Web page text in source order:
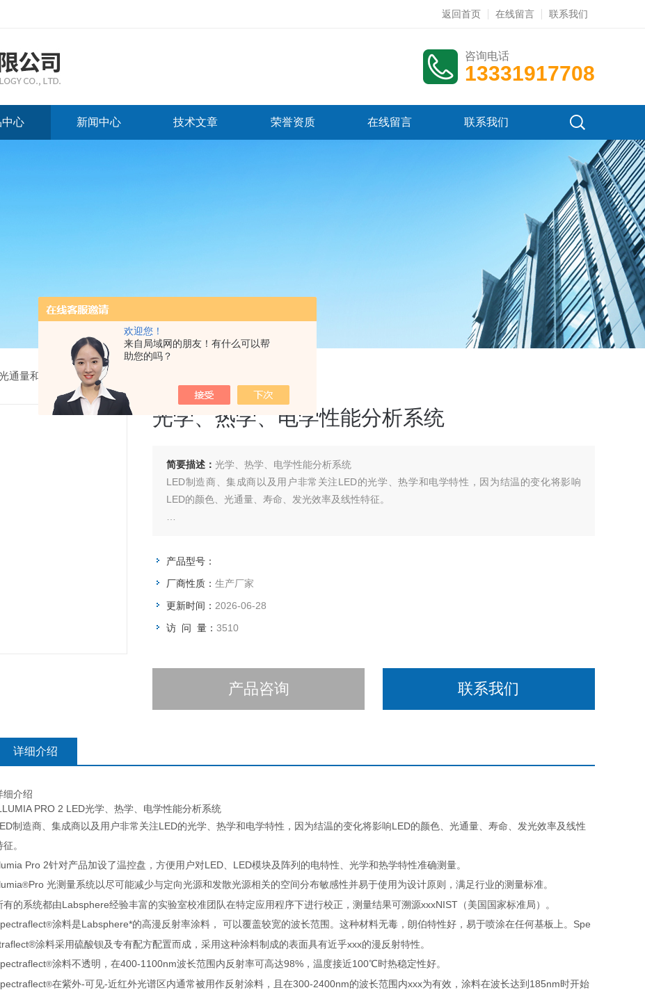
欢迎您！
来自局域网的朋友！有什么可以帮
助您的吗？
返回首页 在线留言 联系我们
咨询电话
13331917708
中心 新闻中心 技术文章 荣誉资质 在线留言 联系我们
通量和色度测量系统> 光学、热学、电学性能分析系统
光学、热学、电学性能分析系统
简要描述： 光学、热学、电学性能分析系统
LED制造商、集成商以及用户非常关注LED的光学、热学和电学特性，因为结温的变化将影响
LED的颜色、光通量、寿命、发光效率及线性特征。
产品型号：
厂商性质： 生产厂家
更新时间： 2026-06-28
访 问 量： 3510
产品咨询 联系我们
详细介绍
细介绍
PRO 2 LED光学、热学、电学性能分析系统
制造商、集成商以及用户非常关注LED的光学、热学和电学特性，因为结温的变化将影响LED的颜色、光通量、寿命、发光效率及线性
。
Pro 2针对产品加设了温控盘，方便用户对LED、LED模块及阵列的电特性、光学和热学特性准确测量。
®Pro 光测量系统以尽可能减少与定向光源和发散光源相关的空间分布敏感性并易于使用为设计原则，满足行业的测量标准。
有的系统都由Labsphere经验丰富的实验室校准团队在特定应用程序下进行校正，测量结果可溯源xxxNIST（美国国家标准局）。
®涂料是Labsphere*的高漫反射率涂料， 可以覆盖较宽的波长范围。这种材料无毒，朗伯特性好，易于喷涂在任何基板上。Spe
涂料采用硫酸钡及专有配方配置而成，采用这种涂料制成的表面具有近乎xxx的漫反射特性。
®涂料不透明，在400-1100nm波长范围内反射率可高达98%，温度接近100℃时热稳定性好。
®在紫外-可见-近红外光谱区内通常被用作反射涂料，且在300-2400nm的波长范围内xxx为有效，涂料在波长达到185nm时开始